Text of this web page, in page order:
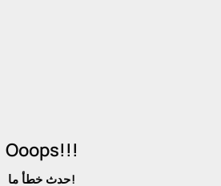
Ooops!!!
حدث خطأ ما!